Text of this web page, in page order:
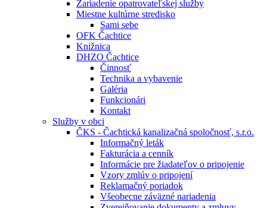
Zariadenie opatrovateľskej služby
Miestne kultúrne stredisko
Sami sebe
OFK Čachtice
Knižnica
DHZO Čachtice
Činnosť
Technika a vybavenie
Galéria
Funkcionári
Kontakt
Služby v obci
ČKS - Čachtická kanalizačná spoločnosť, s.r.o.
Informačný leták
Fakturácia a cenník
Informácie pre žiadateľov o pripojenie
Vzory zmlúv o pripojení
Reklamačný poriadok
Všeobecne záväzné nariadenia